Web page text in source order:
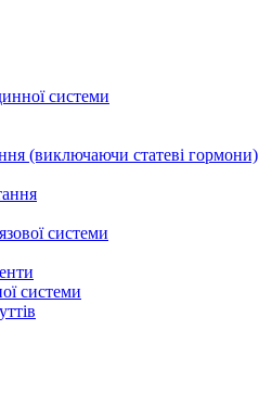
системи
(виключаючи статеві гормони)
системи
системи